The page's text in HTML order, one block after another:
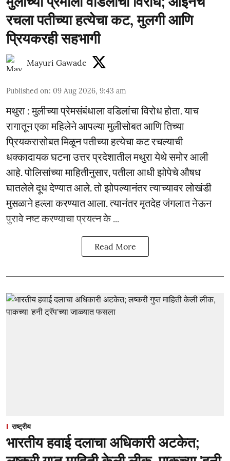
रचला पतीच्या हत्येचा कट, मुलगी आणि
प्रियकरही सहभागी
Mayuri Gawade
Published on: 09 Aug 2026, 9:43 am
मथुरा : मुलीच्या प्रेमसंबंधाला वडिलांचा विरोध होता. याच
रागातून एका महिलेने आपल्या मुलीसोबत आणि तिच्या
प्रियकरासोबत मिळून पतीच्या हत्येचा कट रचल्याची
धक्कादायक घटना उत्तर प्रदेशातील मथुरा येथे समोर आली
आहे. पोलिसांच्या माहितीनुसार, पतीला आधी झोपेचे औषध
घातलेले दूध देण्यात आले. तो झोपल्यानंतर त्याच्यावर लोखंडी
मुसळाने हल्ला करण्यात आला. त्यानंतर मृतदेह जंगलात नेऊन
पुरावे नष्ट करण्याचा प्रयत्न के ...
Read More
राष्ट्रीय
भारतीय हवाई दलाचा अधिकारी अटकेत;